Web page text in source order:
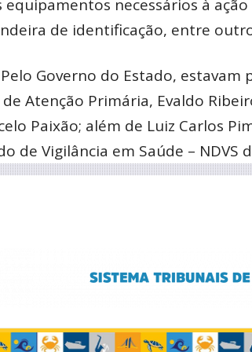
necessários à
de identificação, entre
Governo do Estado,
Atenção Primária, Evaldo
Paixão; além de Luiz Carlos
de Vigilância em Saúde – NDVS